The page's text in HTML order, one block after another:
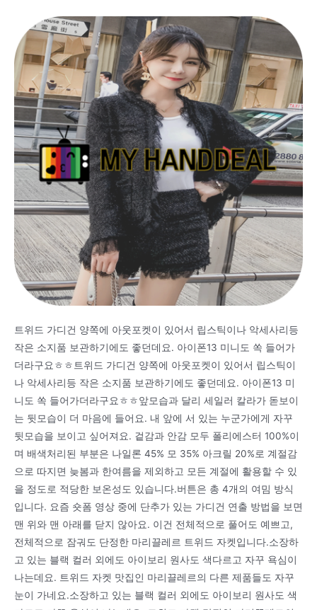
트위드 가디건 양쪽에 아웃포켓이 있어서 립스틱이나 악세사리등
작은 소지품 보관하기에도 좋던데요. 아이폰13 미니도 쏙 들어가
더라구요ㅎㅎ트위드 가디건 양쪽에 아웃포켓이 있어서 립스틱이
나 악세사리등 작은 소지품 보관하기에도 좋던데요. 아이폰13 미
니도 쏙 들어가더라구요ㅎㅎ앞모습과 달리 세일러 칼라가 돋보이
는 뒷모습이 더 마음에 들어요. 내 앞에 서 있는 누군가에게 자꾸
뒷모습을 보이고 싶어져요. 겉감과 안감 모두 폴리에스터 100%이
며 배색처리된 부분은 나일론 45% 모 35% 아크릴 20%로 계절감
으로 따지면 늦봄과 한여름을 제외하고 모든 계절에 활용할 수 있
을 정도로 적당한 보온성도 있습니다.버튼은 총 4개의 여밈 방식
입니다. 요즘 숏폼 영상 중에 단추가 있는 가디건 연출 방법을 보면
맨 위와 맨 아래를 닫지 않아요. 이건 전체적으로 풀어도 예쁘고,
전체적으로 잠궈도 단정한 마리끌레르 트위드 자켓입니다.소장하
고 있는 블랙 컬러 외에도 아이보리 원사도 색다르고 자꾸 욕심이
나는데요. 트위드 자켓 맛집인 마리끌레르의 다른 제품들도 자꾸
눈이 가네요.소장하고 있는 블랙 컬러 외에도 아이보리 원사도 색